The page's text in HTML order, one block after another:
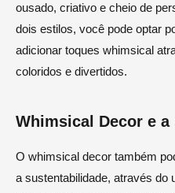
ousado, criativo e cheio de
dois estilos, você pode optar
adicionar toques whimsical
coloridos e divertidos.
Whimsical Decor e
O whimsical decor também
a sustentabilidade, através do